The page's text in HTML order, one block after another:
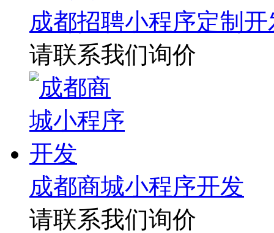
成都招聘小程序定制
请联系我们询价
成都商城小程序开发
请联系我们询价